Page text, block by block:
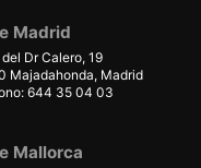
Madrid
Dr Calero, 19
Majadahonda, Madrid
644 35 04 03
Mallorca